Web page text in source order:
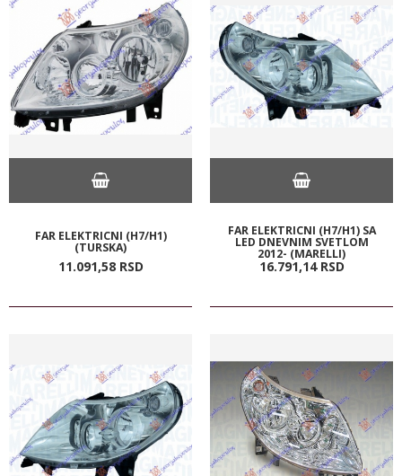
FAR ELEKTRICNI (H7/H1)
(TURSKA)
11.091,58 RSD
FAR ELEKTRICNI (H7/H1) SA
LED DNEVNIM SVETLOM
2012- (MARELLI)
16.791,14 RSD